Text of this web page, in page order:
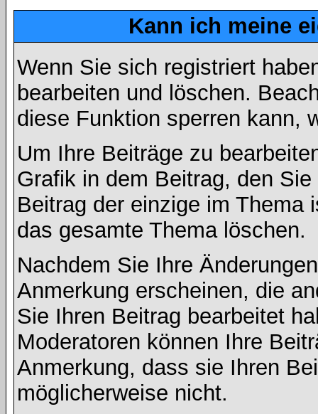
Kann ich meine
Wenn Sie sich registriert
bearbeiten und löschen.
diese Funktion sperren kann,
Um Ihre Beiträge zu
Grafik in dem Beitrag, den
Beitrag der einzige im Thema
das gesamte Thema löschen.
Nachdem Sie Ihre
Anmerkung erscheinen, die
Sie Ihren Beitrag bearbeitet
Moderatoren können Ihre
Anmerkung, dass sie Ihren
möglicherweise nicht.